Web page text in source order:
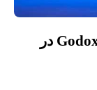
مزایا و معایب فلاش Godox QT600IIIM در